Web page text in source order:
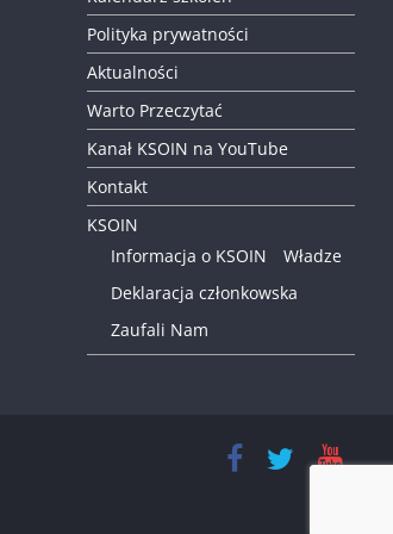
Polityka prywatności
Aktualności
Warto Przeczytać
Kanał KSOIN na YouTube
Kontakt
KSOIN
Informacja o KSOIN
Władze
Deklaracja członkowska
Zaufali Nam